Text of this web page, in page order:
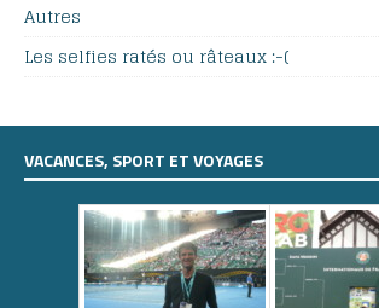
Autres
Les selfies ratés ou râteaux :-(
VACANCES, SPORT ET VOYAGES